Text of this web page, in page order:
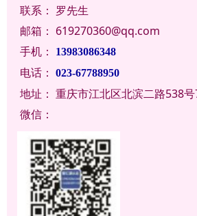
联系： 罗先生
邮箱： 619270360@qq.com
手机：
13983086348
电话： 023-67788950
地址： 重庆市江北区北滨二路538
微信：